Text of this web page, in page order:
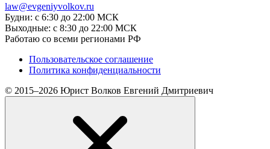
law@evgeniyvolkov.ru
Будни: с 6:30 до 22:00 МСК
Выходные: с 8:30 до 22:00 МСК
Работаю со всеми регионами РФ
Пользовательское соглашение
Политика конфиденциальности
© 2015–2026 Юрист Волков Евгений Дмитриевич